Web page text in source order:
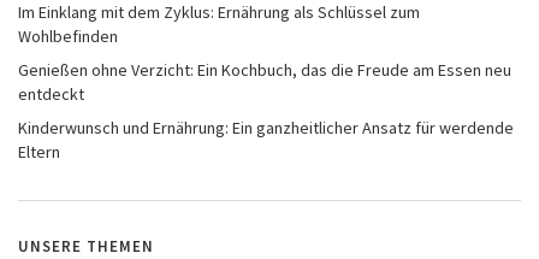
Im Einklang mit dem Zyklus: Ernährung als Schlüssel zum
Wohlbefinden
Genießen ohne Verzicht: Ein Kochbuch, das die Freude am Essen neu
entdeckt
Kinderwunsch und Ernährung: Ein ganzheitlicher Ansatz für werdende
Eltern
UNSERE THEMEN